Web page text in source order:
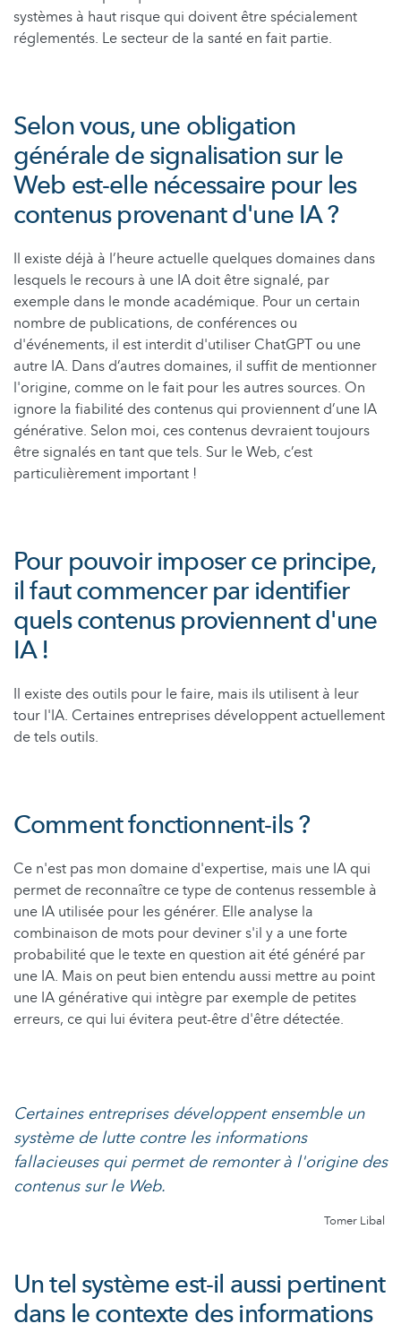
systèmes à haut risque qui doivent être spécialement
réglementés. Le secteur de la santé en fait partie.
Selon vous, une obligation
générale de signalisation sur le
Web est-elle nécessaire pour les
contenus provenant d'une IA ?
Il existe déjà à l’heure actuelle quelques domaines dans
lesquels le recours à une IA doit être signalé, par
exemple dans le monde académique. Pour un certain
nombre de publications, de conférences ou
d'événements, il est interdit d'utiliser ChatGPT ou une
autre IA. Dans d’autres domaines, il suffit de mentionner
l'origine, comme on le fait pour les autres sources. On
ignore la fiabilité des contenus qui proviennent d’une IA
générative. Selon moi, ces contenus devraient toujours
être signalés en tant que tels. Sur le Web, c’est
particulièrement important !
Pour pouvoir imposer ce principe,
il faut commencer par identifier
quels contenus proviennent d'une
IA !
Il existe des outils pour le faire, mais ils utilisent à leur
tour l'IA. Certaines entreprises développent actuellement
de tels outils.
Comment fonctionnent-ils ?
Ce n'est pas mon domaine d'expertise, mais une IA qui
permet de reconnaître ce type de contenus ressemble à
une IA utilisée pour les générer. Elle analyse la
combinaison de mots pour deviner s'il y a une forte
probabilité que le texte en question ait été généré par
une IA. Mais on peut bien entendu aussi mettre au point
une IA générative qui intègre par exemple de petites
erreurs, ce qui lui évitera peut-être d'être détectée.
Certaines entreprises développent ensemble un
système de lutte contre les informations
fallacieuses qui permet de remonter à l'origine des
contenus sur le Web.
Tomer Libal
Un tel système est-il aussi pertinent
dans le contexte des informations